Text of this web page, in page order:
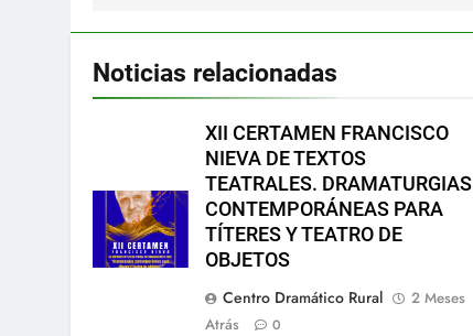
Noticias relacionadas
XII CERTAMEN FRANCISCO
NIEVA DE TEXTOS
TEATRALES. DRAMATURGIAS
CONTEMPORÁNEAS PARA
TÍTERES Y TEATRO DE
OBJETOS
Centro Dramático Rural
2 Meses
Atrás
0